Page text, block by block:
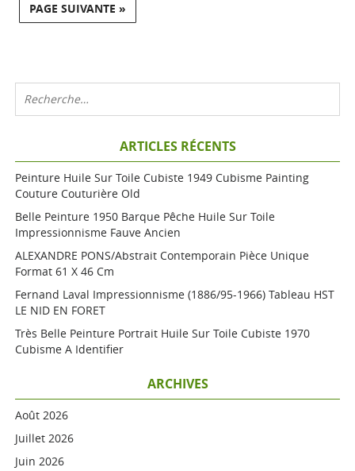
PAGE SUIVANTE »
ARTICLES RÉCENTS
Peinture Huile Sur Toile Cubiste 1949 Cubisme Painting
Couture Couturière Old
Belle Peinture 1950 Barque Pêche Huile Sur Toile
Impressionnisme Fauve Ancien
ALEXANDRE PONS/Abstrait Contemporain Pièce Unique
Format 61 X 46 Cm
Fernand Laval Impressionnisme (1886/95-1966) Tableau HST
LE NID EN FORET
Très Belle Peinture Portrait Huile Sur Toile Cubiste 1970
Cubisme A Identifier
ARCHIVES
Août 2026
Juillet 2026
Juin 2026